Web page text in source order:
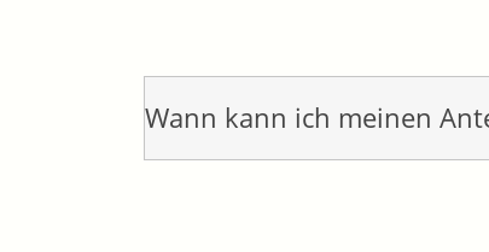
Wann kann ich meinen